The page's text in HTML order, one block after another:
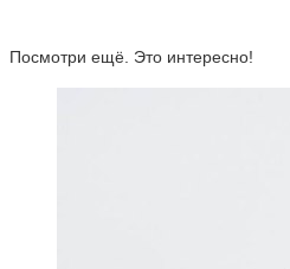
Посмотри ещё. Это интересно!